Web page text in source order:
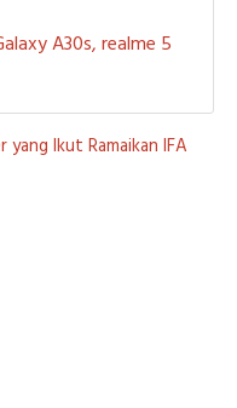
A30s, realme 5
Ikut Ramaikan IFA